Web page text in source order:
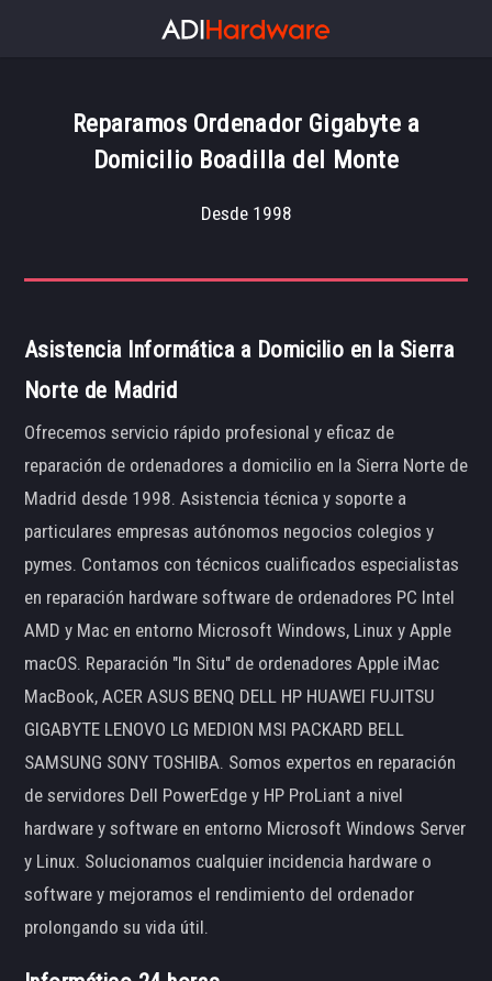
Reparamos Ordenador Gigabyte a
Domicilio Boadilla del Monte
Desde 1998
Asistencia Informática a Domicilio en la Sierra
Norte de Madrid
Ofrecemos servicio rápido profesional y eficaz de
reparación de ordenadores a domicilio en la Sierra Norte de
Madrid desde 1998. Asistencia técnica y soporte a
particulares empresas autónomos negocios colegios y
pymes. Contamos con técnicos cualificados especialistas
en reparación hardware software de ordenadores PC Intel
AMD y Mac en entorno Microsoft Windows, Linux y Apple
macOS. Reparación "In Situ" de ordenadores Apple iMac
MacBook, ACER ASUS BENQ DELL HP HUAWEI FUJITSU
GIGABYTE LENOVO LG MEDION MSI PACKARD BELL
SAMSUNG SONY TOSHIBA. Somos expertos en reparación
de servidores Dell PowerEdge y HP ProLiant a nivel
hardware y software en entorno Microsoft Windows Server
y Linux. Solucionamos cualquier incidencia hardware o
software y mejoramos el rendimiento del ordenador
prolongando su vida útil.